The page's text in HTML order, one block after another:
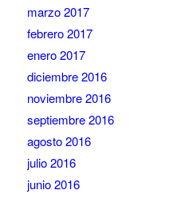
marzo 2017
febrero 2017
enero 2017
diciembre 2016
noviembre 2016
septiembre 2016
agosto 2016
julio 2016
junio 2016